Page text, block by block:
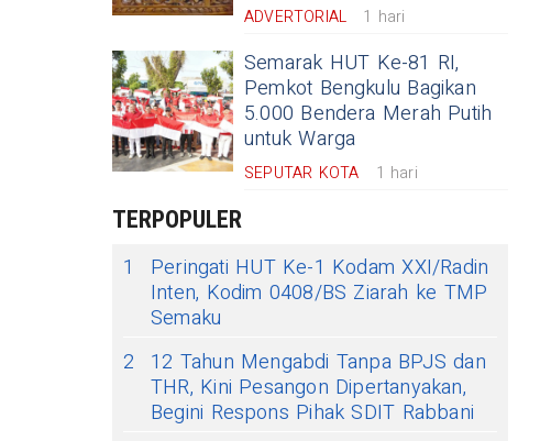
ADVERTORIAL 1 hari
Semarak HUT Ke-81 RI,
Pemkot Bengkulu Bagikan
5.000 Bendera Merah Putih
untuk Warga
SEPUTAR KOTA 1 hari
TERPOPULER
1
Peringati HUT Ke-1 Kodam XXI/Radin
Inten, Kodim 0408/BS Ziarah ke TMP
Semaku
2
12 Tahun Mengabdi Tanpa BPJS dan
THR, Kini Pesangon Dipertanyakan,
Begini Respons Pihak SDIT Rabbani